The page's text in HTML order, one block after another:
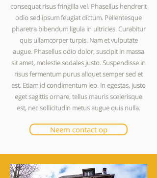
consequat risus fringilla vel. Phasellus hendrerit
odio sed ipsum feugiat dictum. Pellentesque
pharetra bibendum ligula in ultricies. Curabitur
quis ullamcorper turpis. Nam et vulputate
augue. Phasellus odio dolor, suscipit in massa
sit amet, molestie sodales justo. Suspendisse in
risus fermentum purus aliquet semper sed et
est. Etiam id condimentum leo. In egestas, justo
eget sagittis ornare, tellus mauris scelerisque
est, nec sollicitudin metus augue quis nulla.
Neem contact op